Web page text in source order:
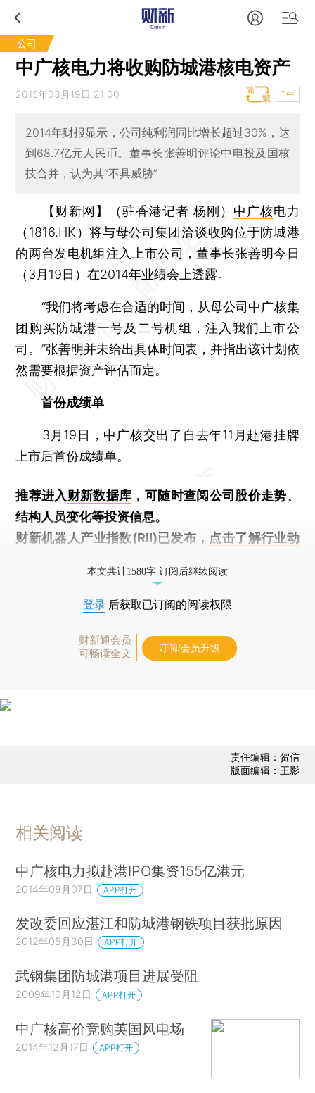
公司
中广核电力将收购防城港核电资产
2015年03月19日 21:00 T中
2014年财报显示，公司纯利润同比增长超过30%，达
到68.7亿元人民币。董事长张善明评论中电投及国核
技合并，认为其“不具威胁”
【财新网】（驻香港记者 杨刚） 中广核电力
（1816.HK）将与母公司集团洽谈收购位于防城港
的两台发电机组注入上市公司，董事长张善明今日
（3月19日）在2014年业绩会上透露。
“我们将考虑在合适的时间，从母公司中广核集
团购买防城港一号及二号机组，注入我们上市公
司。”张善明并未给出具体时间表，并指出该计划依
然需要根据资产评估而定。
首份成绩单
3月19日，中广核交出了自去年11月赴港挂牌
上市后首份成绩单。
推荐进入财新数据库 ，可随时查阅公司股价走势、
结构人员变化等投资信息。
财新机器人产业指数(RII)已发布， 点击了解行业动
本文共计1580字 订阅后继续阅读
登录 后获取已订阅的阅读权限
财新通会员
可畅读全文
订阅/会员升级
责任编辑：贺信
版面编辑：王影
相关阅读
中广核电力拟赴港IPO集资155亿港元
2014年08月07日 APP打开
发改委回应湛江和防城港钢铁项目获批原因
2012年05月30日 APP打开
武钢集团防城港项目进展受阻
2009年10月12日 APP打开
中广核高价竞购英国风电场
2014年12月17日 APP打开